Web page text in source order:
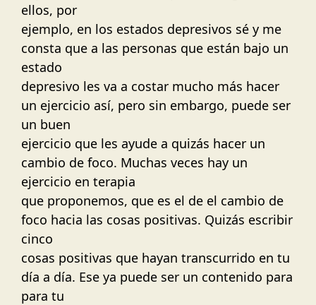
ellos, por
ejemplo, en los estados depresivos sé y me
consta que a las personas que están bajo un
estado
depresivo les va a costar mucho más hacer
un ejercicio así, pero sin embargo, puede ser
un buen
ejercicio que les ayude a quizás hacer un
cambio de foco. Muchas veces hay un
ejercicio en terapia
que proponemos, que es el de el cambio de
foco hacia las cosas positivas. Quizás escribir
cinco
cosas positivas que hayan transcurrido en tu
día a día. Ese ya puede ser un contenido para
para tu